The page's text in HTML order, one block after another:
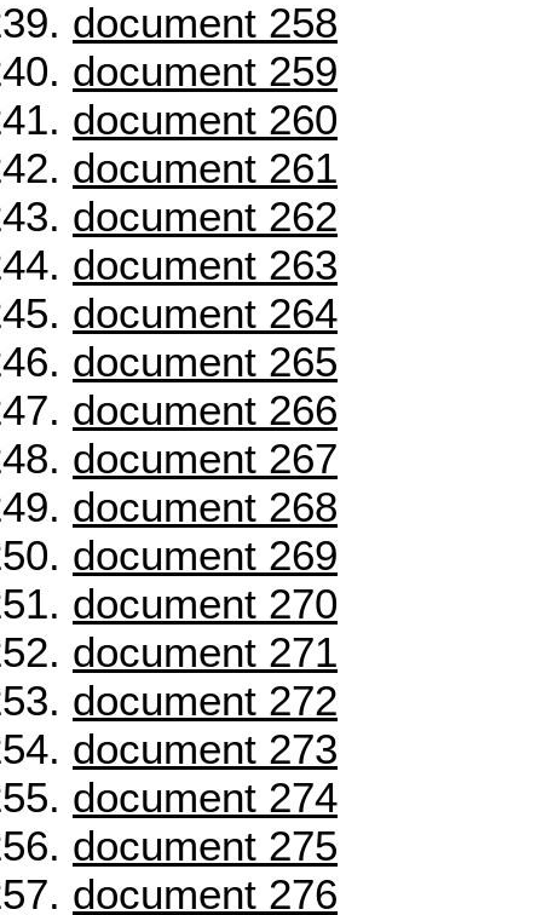
document 258
document 259
document 260
document 261
document 262
document 263
document 264
document 265
document 266
document 267
document 268
document 269
document 270
document 271
document 272
document 273
document 274
document 275
document 276